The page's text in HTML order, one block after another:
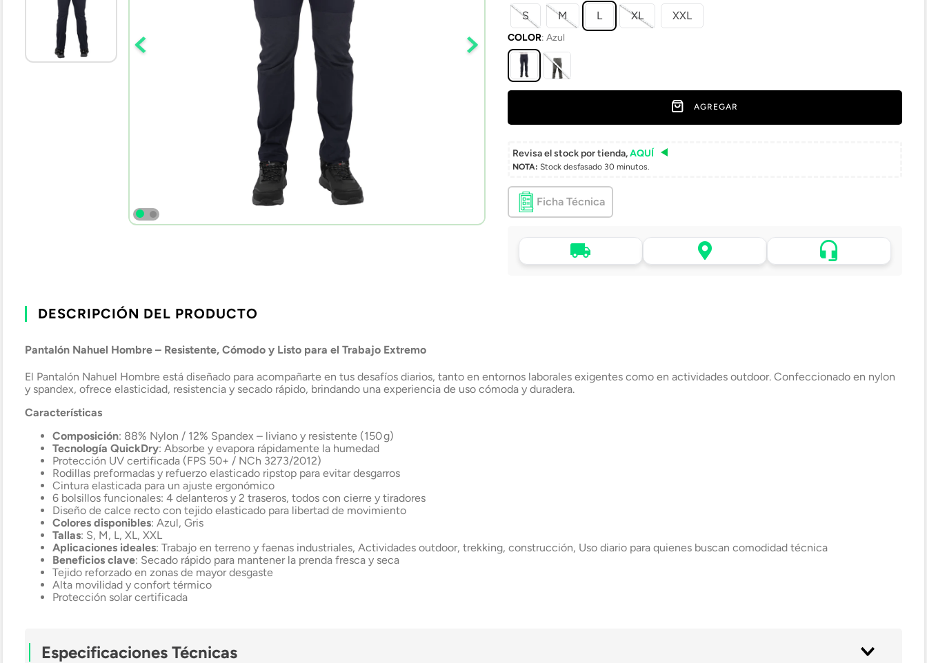
COLOR: Azul
S M L XL XXL
AGREGAR
Revisa el stock por tienda,AQUÍ
NOTA: Stock desfasado 30 minutos.
Ficha Técnica
Tu compra, directo a tu
Retiro en tienda sin costo
Asistencia de venta por
WhatsApp
DESCRIPCIÓN DEL PRODUCTO
Pantalón Nahuel Hombre – Resistente, Cómodo y Listo para el Trabajo Extremo
El Pantalón Nahuel Hombre está diseñado para acompañarte en tus desafíos diarios, tanto en entornos laborales exigentes como en actividades outdoor. Confeccionado en nylon
y spandex, ofrece elasticidad, resistencia y secado rápido, brindando una experiencia de uso cómoda y duradera.
Características
Composición: 88% Nylon / 12% Spandex – liviano y resistente (150 g)
Tecnología QuickDry: Absorbe y evapora rápidamente la humedad
Protección UV certificada (FPS 50+ / NCh 3273/2012)
Rodillas preformadas y refuerzo elasticado ripstop para evitar desgarros
Cintura elasticada para un ajuste ergonómico
6 bolsillos funcionales: 4 delanteros y 2 traseros, todos con cierre y tiradores
Diseño de calce recto con tejido elasticado para libertad de movimiento
Colores disponibles: Azul, Gris
Tallas: S, M, L, XL, XXL
Aplicaciones ideales: Trabajo en terreno y faenas industriales, Actividades outdoor, trekking, construcción, Uso diario para quienes buscan comodidad técnica
Beneficios clave: Secado rápido para mantener la prenda fresca y seca
Tejido reforzado en zonas de mayor desgaste
Alta movilidad y confort térmico
Protección solar certificada
Especificaciones Técnicas